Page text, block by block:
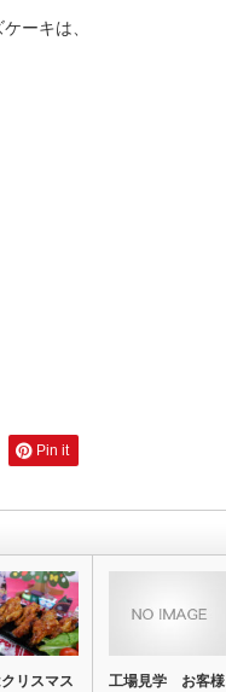
ーキは、
Pin it
リスマス
工場見学 お客様